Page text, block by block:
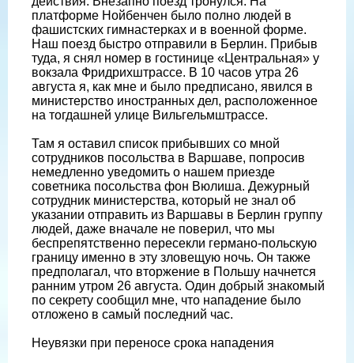
платформе Нойбенчен было полно людей в
фашистских гимнастерках и в военной форме.
Наш поезд быстро отправили в Берлин. Прибыв
туда, я снял номер в гостинице «Центральная» у
вокзала Фридрихштрассе. В 10 часов утра 26
августа я, как мне и было предписано, явился в
министерство иностранных дел, расположенное
на тогдашней улице Вильгельмштрассе.
Там я оставил список прибывших со мной
сотрудников посольства в Варшаве, попросив
немедленно уведомить о нашем приезде
советника посольства фон Вюлиша. Дежурный
сотрудник министерства, который не знал об
указании отправить из Варшавы в Берлин группу
людей, даже вначале не поверил, что мы
беспрепятственно пересекли германо-польскую
границу именно в эту зловещую ночь. Он также
предполагал, что вторжение в Польшу начнется
ранним утром 26 августа. Один добрый знакомый
по секрету сообщил мне, что нападение было
отложено в самый последний час.
Неувязки при переносе срока нападения